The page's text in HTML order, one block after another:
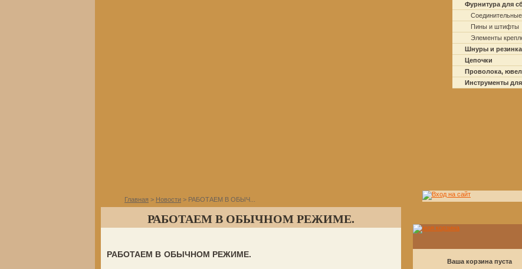
Фурнитура для
Пины и штифты
Элементы
Шнуры и резинка
Цепочки
Проволока,
Инструменты
Главная > Новости > РАБОТАЕМ В ОБЫЧ...
РАБОТАЕМ В ОБЫЧНОМ РЕЖИМЕ.
РАБОТАЕМ В ОБЫЧНОМ РЕЖИМЕ.
Ваша корзина пуста